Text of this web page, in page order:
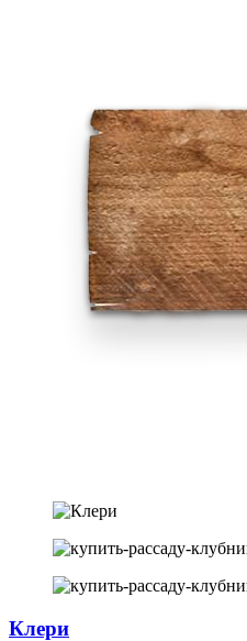
Клери